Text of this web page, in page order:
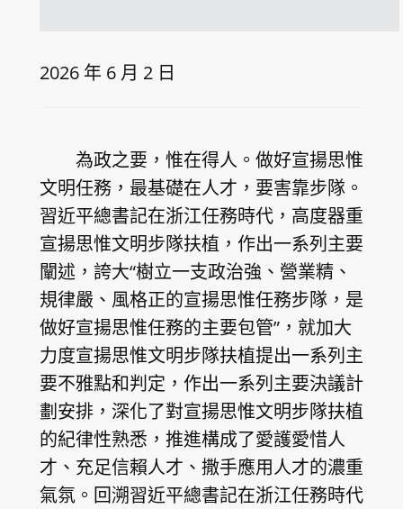
2026 年 6 月 2 日
為政之要，惟在得人。做好宣揚思惟
文明任務，最基礎在人才，要害靠步隊。
習近平總書記在浙江任務時代，高度器重
宣揚思惟文明步隊扶植，作出一系列主要
闡述，誇大“樹立一支政治強、營業精、
規律嚴、風格正的宣揚思惟任務步隊，是
做好宣揚思惟任務的主要包管”，就加大
力度宣揚思惟文明步隊扶植提出一系列主
要不雅點和判定，作出一系列主要決議計
劃安排，深化了對宣揚思惟文明步隊扶植
的紀律性熟悉，推進構成了愛護愛惜人
才、充足信賴人才、撒手應用人才的濃重
氣氛。回溯習近平總書記在浙江任務時代